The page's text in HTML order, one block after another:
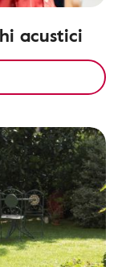
acustici